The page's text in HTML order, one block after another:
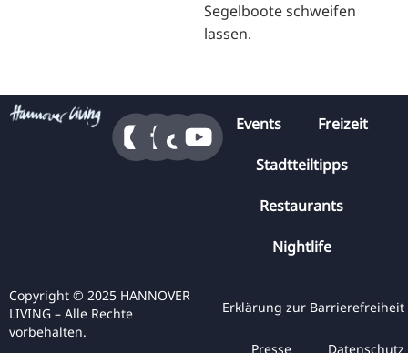
Segelboote schweifen
lassen.
Events Freizeit
Stadtteiltipps
Restaurants
Nightlife
Copyright © 2025 HANNOVER
LIVING – Alle Rechte
vorbehalten.
Erklärung zur Barrierefreiheit
Presse Datenschutz